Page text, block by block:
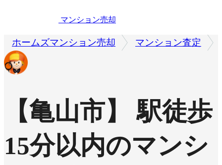
マンション売却
ホームズマンション売却 マンション査定
【亀山市】 駅徒歩
15分以内のマンシ